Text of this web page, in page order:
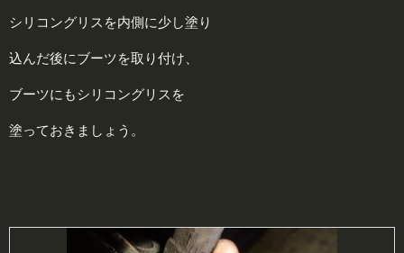
シリコングリスを内側に少し塗り
込んだ後にブーツを取り付け、
ブーツにもシリコングリスを
塗っておきましょう。